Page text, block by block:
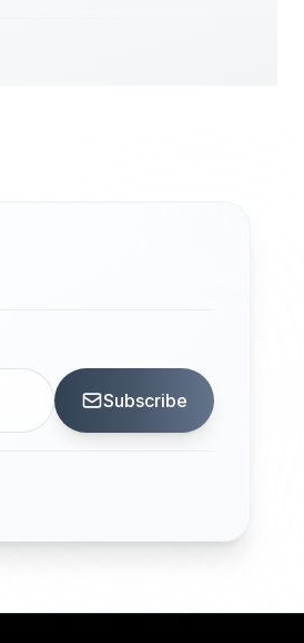
Subscribe